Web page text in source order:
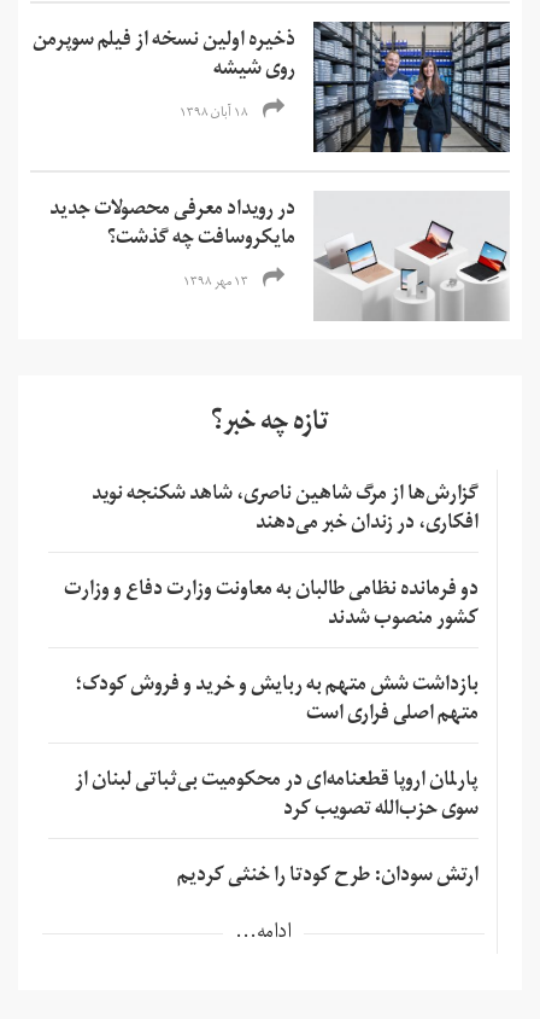
ذخیره اولین نسخه از فیلم سوپرمن
روی شیشه
۱۸ آبان ۱۳۹۸
در رویداد معرفی محصولات جدید
مایکروسافت چه گذشت؟
۱۳ مهر ۱۳۹۸
تازه چه خبر؟
گزارش‌ها از مرگ شاهین ناصری، شاهد شکنجه نوید
افکاری، در زندان خبر می‌دهند
دو فرمانده نظامی طالبان به معاونت وزارت دفاع و وزارت
کشور منصوب شدند
بازداشت شش متهم به ربایش و خرید و فروش کودک؛
متهم اصلی فراری است
پارلمان اروپا قطعنامه‌ای در محکومیت بی‌ثباتی لبنان از
سوی حزب‌الله تصویب کرد
ارتش سودان: طرح کودتا را خنثی کردیم
ادامه...